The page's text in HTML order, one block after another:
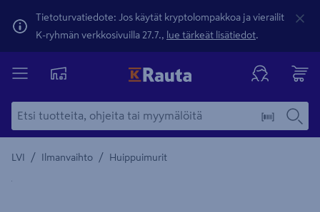
Tietoturvatiedote: Jos käytät kryptolompakkoa ja vierailit
K-ryhmän verkkosivuilla 27.7., lue tärkeät lisätiedot.
LVI / Ilmanvaihto / Huippuimurit
Yksityiskohtainen kuvaus löytyy Tuotteen kuvaus -